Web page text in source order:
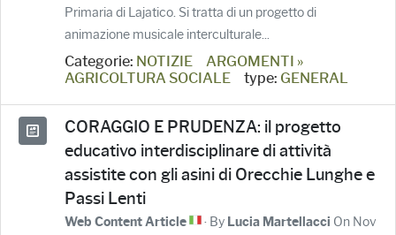
Primaria di Lajatico. Si tratta di un progetto di
animazione musicale interculturale...
Categorie: NOTIZIE
ARGOMENTI »
AGRICOLTURA SOCIALE
type: GENERAL
CORAGGIO E PRUDENZA: il progetto
educativo interdisciplinare di attività
assistite con gli asini di Orecchie Lunghe e
Passi Lenti
Web Content Article · By Lucia Martellacci On Nov